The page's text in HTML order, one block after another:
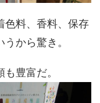
色料、香料、保存
から驚き。
豊富だ。